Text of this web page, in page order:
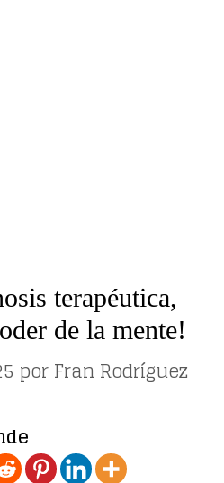
terapéutica,
de la mente!
porFran Rodríguez